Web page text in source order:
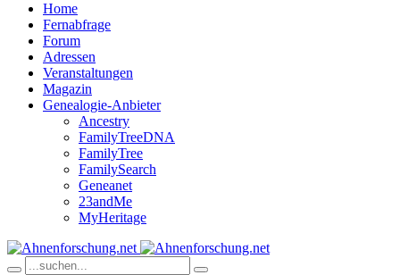
Home
Fernabfrage
Forum
Adressen
Veranstaltungen
Magazin
Genealogie-Anbieter
Ancestry
FamilyTreeDNA
FamilyTree
FamilySearch
Geneanet
23andMe
MyHeritage